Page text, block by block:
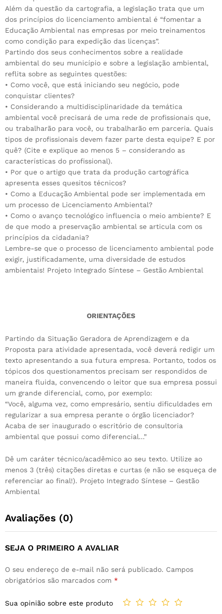
Além da questão da cartografia, a legislação trata que um
dos princípios do licenciamento ambiental é “fomentar a
Educação Ambiental nas empresas por meio treinamentos
como condição para expedição das licenças”.
Partindo dos seus conhecimentos sobre a realidade
ambiental do seu município e sobre a legislação ambiental,
reflita sobre as seguintes questões:
• Como você, que está iniciando seu negócio, pode
conquistar clientes?
• Considerando a multidisciplinaridade da temática
ambiental você precisará de uma rede de profissionais que,
ou trabalharão para você, ou trabalharão em parceria. Quais
tipos de profissionais devem fazer parte desta equipe? E por
quê? (Cite e explique ao menos 5 – considerando as
características do profissional).
• Por que o artigo que trata da produção cartográfica
apresenta esses quesitos técnicos?
• Como a Educação Ambiental pode ser implementada em
um processo de Licenciamento Ambiental?
• Como o avanço tecnológico influencia o meio ambiente? E
de que modo a preservação ambiental se articula com os
princípios da cidadania?
Lembre-se que o processo de licenciamento ambiental pode
exigir, justificadamente, uma diversidade de estudos
ambientais! Projeto Integrado Síntese – Gestão Ambiental
ORIENTAÇÕES
Partindo da Situação Geradora de Aprendizagem e da
Proposta para atividade apresentada, você deverá redigir um
texto apresentando a sua futura empresa. Portanto, todos os
tópicos dos questionamentos precisam ser respondidos de
maneira fluida, convencendo o leitor que sua empresa possui
um grande diferencial, como, por exemplo:
“Você, alguma vez, como empresário, sentiu dificuldades em
regularizar a sua empresa perante o órgão licenciador?
Acaba de ser inaugurado o escritório de consultoria
ambiental que possui como diferencial…”
Dê um caráter técnico/acadêmico ao seu texto. Utilize ao
menos 3 (três) citações diretas e curtas (e não se esqueça de
referenciar ao final!). Projeto Integrado Síntese – Gestão
Ambiental
Avaliações (0)
SEJA O PRIMEIRO A AVALIAR
O seu endereço de e-mail não será publicado. Campos
obrigatórios são marcados com *
Sua opinião sobre este produto